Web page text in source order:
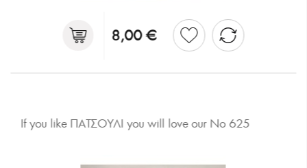
8,00 €
If you like ΠΑΤΣΟΥΛΙ you will love our No 625